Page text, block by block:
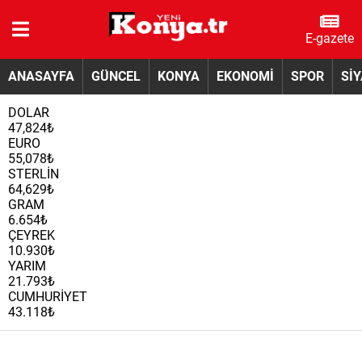
E-gazete
ANASAYFA GÜNCEL KONYA EKONOMİ SPOR
DOLAR
47,824₺
EURO
55,078₺
STERLİN
64,629₺
GRAM
6.654₺
ÇEYREK
10.930₺
YARIM
21.793₺
CUMHURİYET
43.118₺